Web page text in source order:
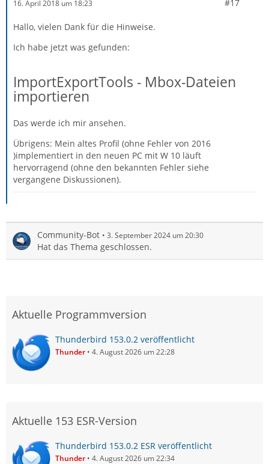
16. April 2018 um 18:23 #17
Hallo, vielen Dank für die Hinweise.
Ich habe jetzt was gefunden:
ImportExportTools - Mbox-Dateien
importieren
Das werde ich mir ansehen.
Übrigens: Mein altes Profil (ohne Fehler von 2016
)implementiert in den neuen PC mit W 10 läuft
hervorragend (ohne den bekannten Fehler siehe
vergangene Diskussionen).
Community-Bot 3. September 2024 um 20:30
Hat das Thema geschlossen.
Aktuelle Programmversion
Thunderbird 153.0.2 veröffentlicht
Thunder 4. August 2026 um 22:28
Aktuelle 153 ESR-Version
Thunderbird 153.0.2 ESR veröffentlicht
Thunder 4. August 2026 um 22:34